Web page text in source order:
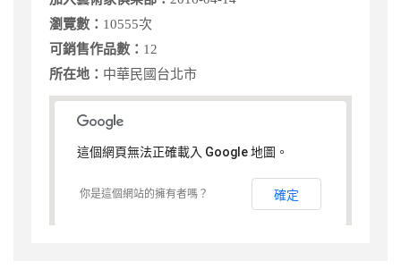
瀏覽數： 10555次
可銷售作品數： 12
所在地： 中華民國台北市
這個網頁無法正確載入 Google 地圖。
你是這個網站的擁有者嗎？ 確定